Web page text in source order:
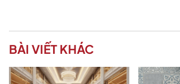
BÀI VIẾT KHÁC